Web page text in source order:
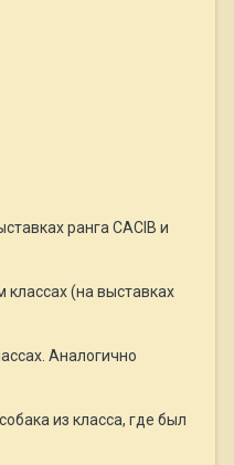
ранга CACIB и
(на выставках
Аналогично
из класса, где был